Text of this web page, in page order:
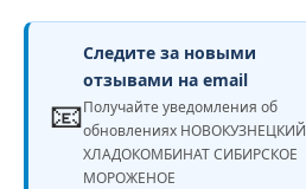
📧
Следите за новыми
отзывами на email
Получайте уведомления об
обновлениях НОВОКУЗНЕЦКИЙ
ХЛАДОКОМБИНАТ СИБИРСКОЕ
МОРОЖЕНОЕ